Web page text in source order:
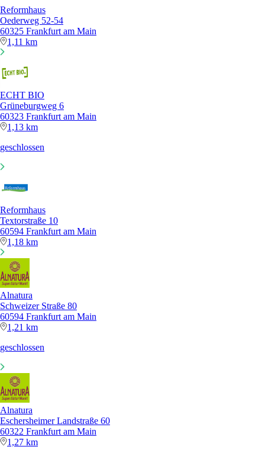
Reformhaus
Oederweg 52-54
60325 Frankfurt am Main
1,11 km
ECHT BIO
Grüneburgweg 6
60323 Frankfurt am Main
1,13 km
geschlossen
Reformhaus
Textorstraße 10
60594 Frankfurt am Main
1,18 km
Alnatura
Schweizer Straße 80
60594 Frankfurt am Main
1,21 km
geschlossen
Alnatura
Eschersheimer Landstraße 60
60322 Frankfurt am Main
1,27 km